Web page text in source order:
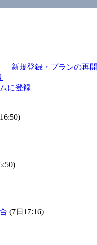
新規登録・プランの再開
に登録
(7日17:16)